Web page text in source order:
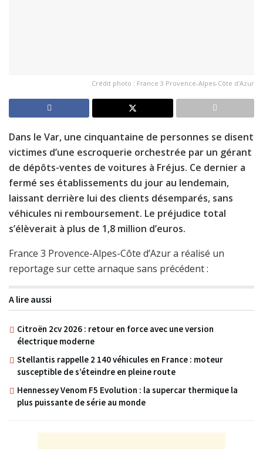
Crédit photo : France 3 Provence-Alpes-Côte d'Azur
Dans le Var, une cinquantaine de personnes se disent
victimes d’une escroquerie orchestrée par un gérant
de dépôts-ventes de voitures à Fréjus. Ce dernier a
fermé ses établissements du jour au lendemain,
laissant derrière lui des clients désemparés, sans
véhicules ni remboursement. Le préjudice total
s’élèverait à plus de 1,8 million d’euros.
France 3 Provence-Alpes-Côte d’Azur a réalisé un
reportage sur cette arnaque sans précédent :
A lire aussi
Citroën 2cv 2026 : retour en force avec une version
électrique moderne
Stellantis rappelle 2 140 véhicules en France : moteur
susceptible de s’éteindre en pleine route
Hennessey Venom F5 Evolution : la supercar thermique la
plus puissante de série au monde